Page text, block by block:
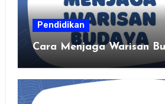
Pendidikan
Cara Menjaga Warisan